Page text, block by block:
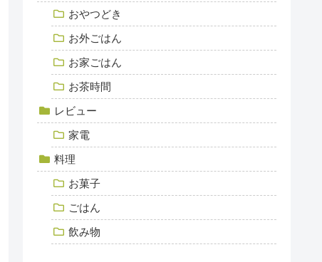
おやつどき
お外ごはん
お家ごはん
お茶時間
レビュー
家電
料理
お菓子
ごはん
飲み物